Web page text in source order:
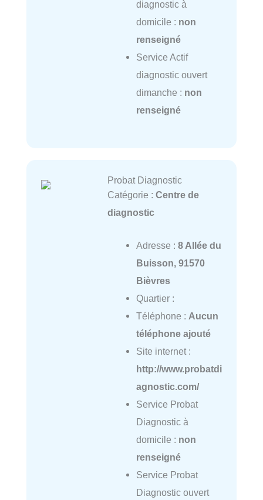
diagnostic à
domicile : non
renseigné
Service Actif
diagnostic ouvert
dimanche : non
renseigné
Probat Diagnostic
Catégorie : Centre de
diagnostic
Adresse : 8 Allée du
Buisson, 91570
Bièvres
Quartier :
Téléphone : Aucun
téléphone ajouté
Site internet :
http://www.probatdi
agnostic.com/
Service Probat
Diagnostic à
domicile : non
renseigné
Service Probat
Diagnostic ouvert